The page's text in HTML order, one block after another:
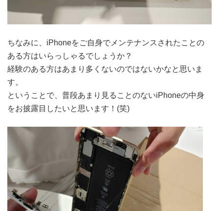
ちなみに、iPhoneをご自身でメンテナンスされたことの
ある方はいらっしゃるでしょうか？
経験のある方はあまり多くないのではないかなと思いま
す。
ということで、普段あまり見ることのないiPhoneの中身
をお披露目したいと思います！(笑)